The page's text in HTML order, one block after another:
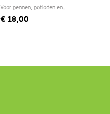
Voor pennen, potloden en
€18,00